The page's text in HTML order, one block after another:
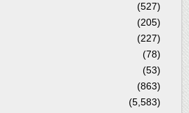
(527)
(205)
(227)
(78)
(53)
(863)
(5,583)